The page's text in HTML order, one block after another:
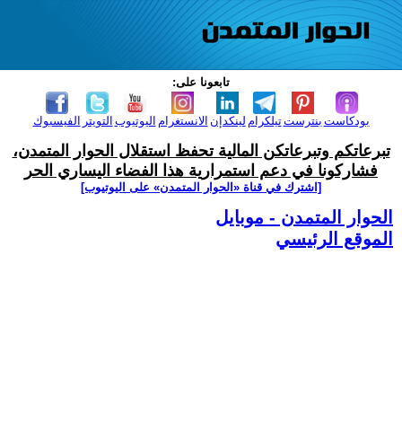
تابعونا على:
الفيسبوك التويتر اليوتيوب الانستغرام لينكدإن تيلكرامبنترست بودكاست
تبرعاتكم وتبرعاتكن المالية تحفظ استقلال الحوار المتمدن،
فشاركونا في دعم استمرارية هذا الفضاء اليساري الحر
[اشترك في قناة ‫«الحوار المتمدن» على اليوتيوب]
الحوار المتمدن - موبايل
الموقع الرئيسي